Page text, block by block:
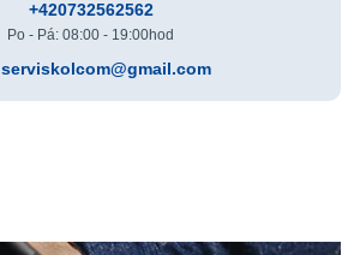
+420732562562
Po - Pá: 08:00 - 19:00hod
serviskolcom@gmail.com